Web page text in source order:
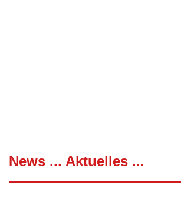
News ... Aktuelles ...